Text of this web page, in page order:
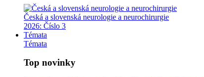
Česká a slovenská neurologie a neurochirurgie
2026: Číslo 3
Témata
Témata
Top novinky